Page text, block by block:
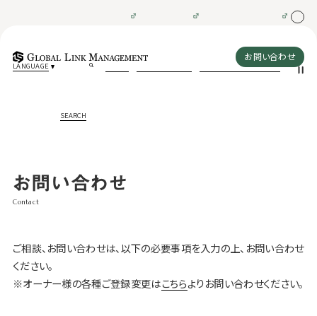
LANGUAGE
SEARCH
お問い合わせ
お問い合わせ
Contact
ご相談、お問い合わせは、以下の必要事項を入力の上、お問い合わせ
ください。
※オーナー様の各種ご登録変更はこちらよりお問い合わせください。